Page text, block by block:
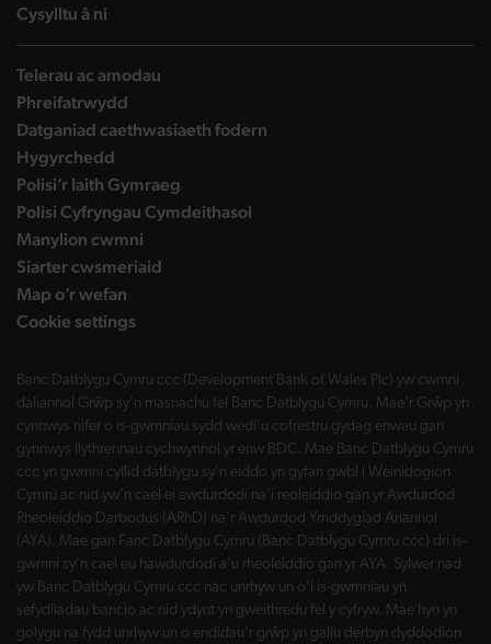
Cysylltu â ni
Telerau ac amodau
Phreifatrwydd
Datganiad caethwasiaeth fodern
Hygyrchedd
Polisi’r Iaith Gymraeg
Polisi Cyfryngau Cymdeithasol
Manylion cwmni
Siarter cwsmeriaid
Map o’r wefan
Cookie settings
Banc Datblygu Cymru ccc (Development Bank of Wales Plc) yw cwmni
daliannol Grŵp sy'n masnachu fel Banc Datblygu Cymru. Mae'r Grŵp yn
cynnwys nifer o is-gwmnïau sydd wedi'u cofrestru gydag enwau gan
gynnwys llythrennau cychwynnol yr enw BDC. Mae Banc Datblygu Cymru
ccc yn gwmni cyllid datblygu sy'n eiddo yn gyfan gwbl i Weinidogion
Cymru ac nid yw'n cael ei awdurdodi na'i reoleiddio gan yr Awdurdod
Rheoleiddio Darbodus (ARhD) na'r Awdurdod Ymddygiad Ariannol
(AYA). Mae gan Fanc Datblygu Cymru (Banc Datblygu Cymru ccc) dri is-
gwmni sy'n cael eu hawdurdodi a'u rheoleiddio gan yr AYA. Sylwer nad
yw Banc Datblygu Cymru ccc nac unrhyw un o'i is-gwmnïau yn
sefydliadau bancio ac nid ydynt yn gweithredu fel y cyfryw. Mae hyn yn
golygu na fydd unrhyw un o endidau'r grŵp yn gallu derbyn dyddodion